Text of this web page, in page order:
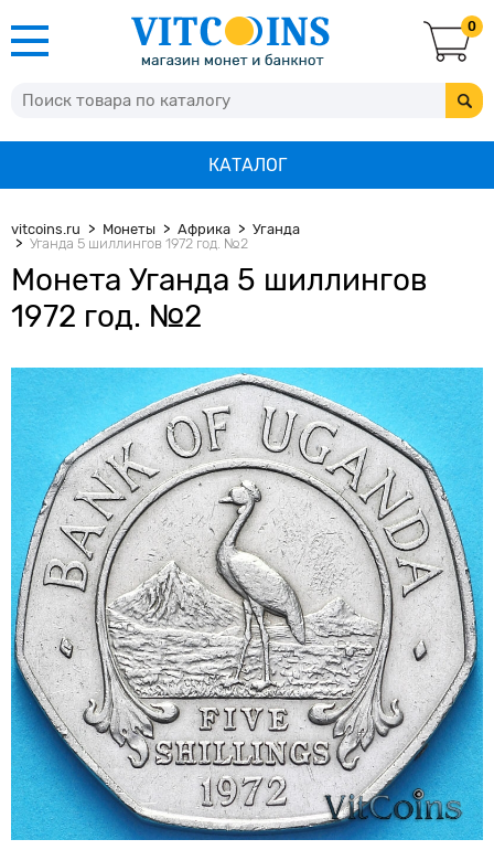
0
КАТАЛОГ
vitcoins.ru Монеты Африка
Уганда
Уганда 5 шиллингов 1972 год. №2
Монета Уганда 5 шиллингов
1972 год. №2